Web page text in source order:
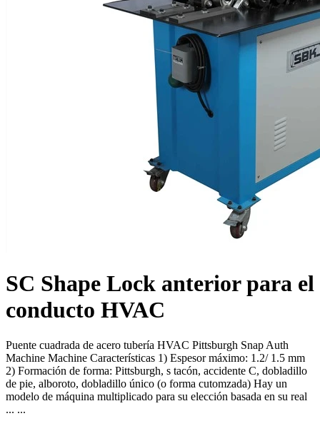
SC Shape Lock anterior para el
conducto HVAC
Puente cuadrada de acero tubería HVAC Pittsburgh Snap Auth
Machine Machine Características 1) Espesor máximo: 1.2/ 1.5 mm
2) Formación de forma: Pittsburgh, s tacón, accidente C, dobladillo
de pie, alboroto, dobladillo único (o forma cutomzada) Hay un
modelo de máquina multiplicado para su elección basada en su real
... ...